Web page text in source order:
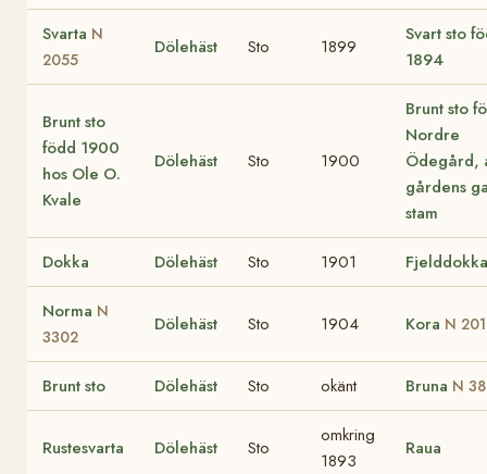
Svarta N
2055
Dölehäst Sto 1899
Svart sto
1894
Brunt sto
född 1900
hos Ole O.
Kvale
Dölehäst Sto 1900
Brunt sto
Nordre
Ödegård,
gårdens
stam
Dokka Dölehäst Sto 1901
Norma N
3302
Dölehäst Sto 1904 Kora N
Brunt sto Dölehäst Sto okänt Bruna N
Rustesvarta Dölehäst Sto
omkring
1893
Raua